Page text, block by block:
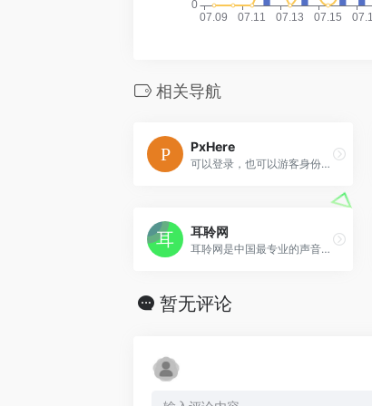
相关导航
PxHere
可以登录，也可以游客身份下载，可下载多个尺寸。
耳聆网
耳聆网是中国最专业的声音分享平台，汇聚了国内众多专业录音师和业余声音爱好者，拥有庞大的声音资源云库和完善的版权保护及授权机制，满足音乐创作、影视后期、游戏配乐等领域的音频素材需求。
暂无评论